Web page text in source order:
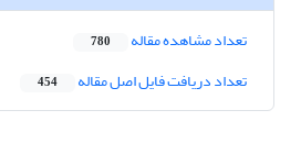
تعداد مشاهده مقاله 780
تعداد دریافت فایل اصل مقاله 454